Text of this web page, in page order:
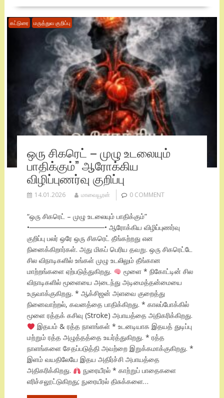
கட்டுரை மருத்துவ குறிப்பு
ஒரு சிகரெட் – முழு உடலையும்
பாதிக்கும்” ஆரோக்கிய
விழிப்புணர்வு குறிப்பு
14.01.2026 மாவையூரன் 0 COMMENT
“ஒரு சிகரெட் – முழு உடலையும் பாதிக்கும்”
•───────────────• ஆரோக்கிய விழிப்புணர்வு
குறிப்பு பலர் ஒரே ஒரு சிகரெட் தீங்கற்றது என
நினைக்கிறார்கள். அது மிகப் பெரிய தவறு. ஒரு சிகரெட்டே
சில விநாடிகளில் உங்கள் முழு உடலிலும் தீங்கான
மாற்றங்களை ஏற்படுத்துகிறது.
மூளை * நிகோட்டின் சில
விநாடிகளில் மூளையை அடைந்து அடிமைத்தன்மையை
உருவாக்குகிறது. * ஆக்சிஜன் அளவை குறைத்து
நினைவாற்றல், கவனத்தை பாதிக்கிறது. * காலப்போக்கில்
மூளை ரத்தக் கசிவு (Stroke) அபாயத்தை அதிகரிக்கிறது.
இதயம் & ரத்த நாளங்கள் * உடனடியாக இதயத் துடிப்பு
மற்றும் ரத்த அழுத்தத்தை உயர்த்துகிறது. * ரத்த
நாளங்களை சேதப்படுத்தி அவற்றை இறுக்கமாக்குகிறது. *
இளம் வயதிலேயே இதய அதிர்ச்சி அபாயத்தை
அதிகரிக்கிறது.
நுரையீரல் * காற்றுப் பாதைகளை
எரிச்சலூட்டுகிறது; நுரையீரல் திசுக்களை…